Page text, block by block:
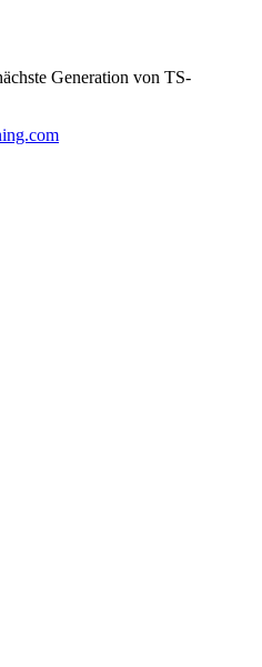
Generation von TS-